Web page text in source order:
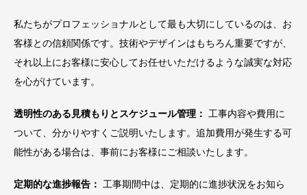
私たちがプロフェッショナルとして最も大切にしているのは、お
客様との信頼関係です。技術やデザインはもちろん重要ですが、
それ以上にお客様に安心してお任せいただけるような誠実な対応
を心がけています。
透明性のある見積もりとスケジュール管理： 工事内容や費用に
ついて、分かりやすくご説明いたします。追加費用が発生する可
能性がある場合は、事前にお客様にご相談いたします。
定期的な進捗報告： 工事期間中は、定期的に進捗状況をお知ら